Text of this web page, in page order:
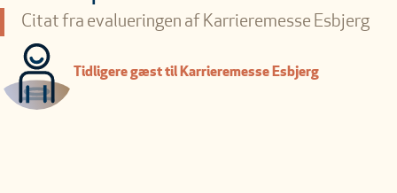
Citat fra evalueringen af Karrieremesse Esbjerg
Tidligere gæst til Karrieremesse Esbjerg